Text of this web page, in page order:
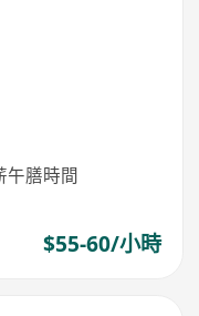
午膳時間
$55-60/小時